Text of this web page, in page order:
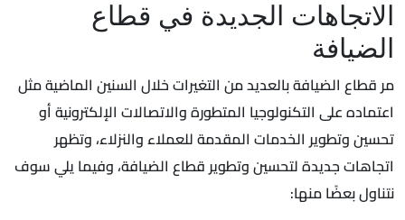
الاتجاهات الجديدة في قطاع
الضيافة
مر قطاع الضيافة بالعديد من التغيرات خلال السنين الماضية مثل
اعتماده على التكنولوجيا المتطورة والاتصالات الإلكترونية أو
تحسين وتطوير الخدمات المقدمة للعملاء والنزلاء، وتظهر
اتجاهات جديدة لتحسين وتطوير قطاع الضيافة، وفيما يلي سوف
نتناول بعضًا منها: